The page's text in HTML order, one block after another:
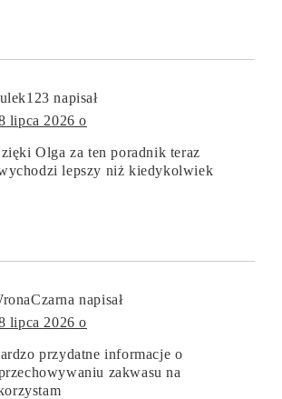
napisał
lipca 2026 o
Olga za ten poradnik teraz
lepszy niż kiedykolwiek
napisał
lipca 2026 o
przydatne informacje o
zakwasu na